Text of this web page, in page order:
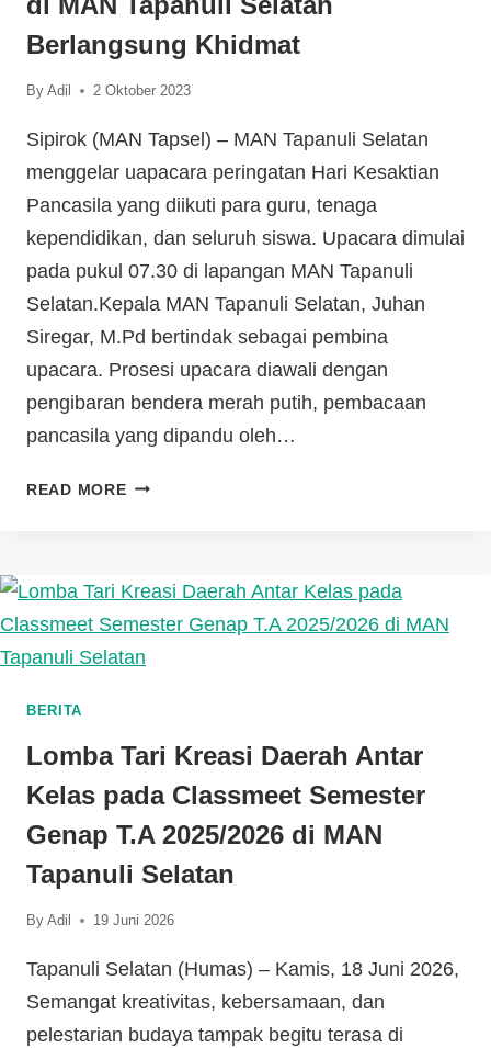
Berlangsung Khidmat
By Adil 2 Oktober 2023
Sipirok (MAN Tapsel) – MAN Tapanuli Selatan
menggelar uapacara peringatan Hari Kesaktian
Pancasila yang diikuti para guru, tenaga
kependidikan, dan seluruh siswa. Upacara dimulai
pada pukul 07.30 di lapangan MAN Tapanuli
Selatan.Kepala MAN Tapanuli Selatan, Juhan
Siregar, M.Pd bertindak sebagai pembina
upacara. Prosesi upacara diawali dengan
pengibaran bendera merah putih, pembacaan
pancasila yang dipandu oleh…
READ MORE
BERITA
Lomba Tari Kreasi Daerah Antar
Kelas pada Classmeet Semester
Genap T.A 2025/2026 di MAN
Tapanuli Selatan
By Adil 19 Juni 2026
Tapanuli Selatan (Humas) – Kamis, 18 Juni 2026,
Semangat kreativitas, kebersamaan, dan
pelestarian budaya tampak begitu terasa di